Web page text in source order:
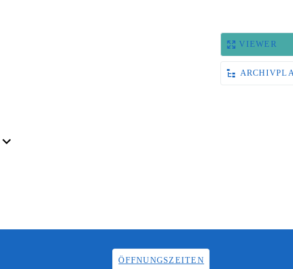
VIEWER
ÖFFNUNGSZEITEN